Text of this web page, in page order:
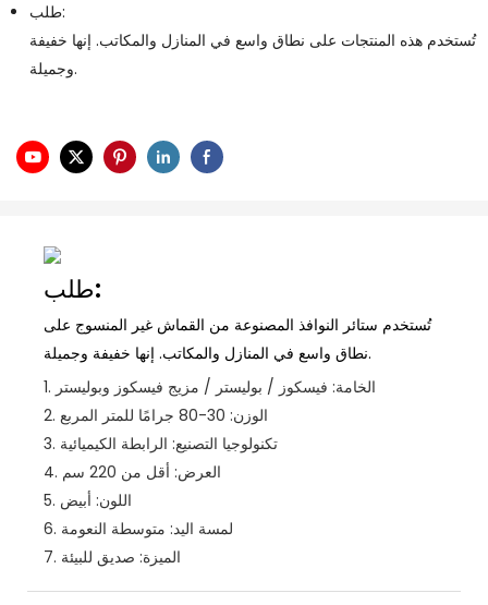
طلب:
تُستخدم هذه المنتجات على نطاق واسع في المنازل والمكاتب. إنها خفيفة
وجميلة.
طلب:
تُستخدم ستائر النوافذ المصنوعة من القماش غير المنسوج على
نطاق واسع في المنازل والمكاتب. إنها خفيفة وجميلة.
1. الخامة: فيسكوز / بوليستر / مزيج فيسكوز وبوليستر
2.
الوزن: 30-80 جرامًا للمتر المربع
3. تكنولوجيا التصنيع: الرابطة الكيميائية
4.
العرض: أقل من 220 سم
5. اللون: أبيض
6. لمسة اليد: متوسطة النعومة
7. الميزة: صديق للبيئة